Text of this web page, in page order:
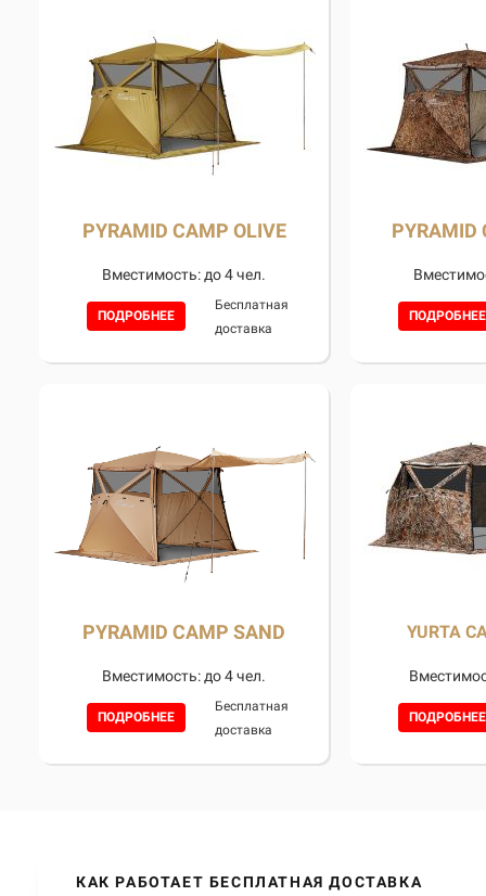
PYRAMID CAMP OLIVE
Вместимость: до 4 чел.
ПОДРОБНЕЕ
Бесплатная
доставка
PYRAMID
ПОДРОБНЕЕ
PYRAMID CAMP SAND
Вместимость: до 4 чел.
ПОДРОБНЕЕ
Бесплатная
доставка
YURTA
ПОДРОБНЕЕ
КАК РАБОТАЕТ БЕСПЛАТНАЯ ДОСТАВКА